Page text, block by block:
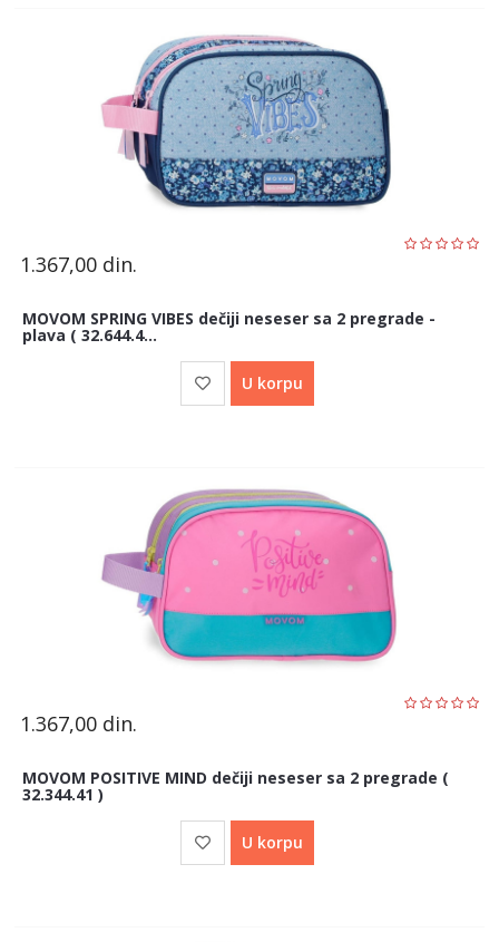
1.367,00 din.
MOVOM SPRING VIBES dečiji neseser sa 2 pregrade -
plava ( 32.644.4...
U korpu
1.367,00 din.
MOVOM POSITIVE MIND dečiji neseser sa 2 pregrade (
32.344.41 )
U korpu